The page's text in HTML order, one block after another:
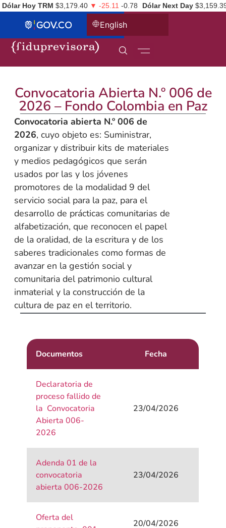
Dólar Hoy TRM $3,179.40 ▼ -25.11 -0.78 Dólar Next Day
English
Convocatoria Abierta N.º 006 de
2026 – Fondo Colombia en Paz
Convocatoria abierta N.º 006 de
2026, cuyo objeto es: Suministrar,
organizar y distribuir kits de materiales
y medios pedagógicos que serán
usados por las y los jóvenes
promotores de la modalidad 9 del
servicio social para la paz, para el
desarrollo de prácticas comunitarias de
alfabetización, que reconocen el papel
de la oralidad, de la escritura y de los
saberes tradicionales como formas de
avanzar en la gestión social y
comunitaria del patrimonio cultural
inmaterial y la construcción de la
cultura de paz en el territorio.
Documentos Fecha
Declaratoria de
proceso fallido de
la Convocatoria
Abierta 006-
2026
23/04/2026
Adenda 01 de la
convocatoria
abierta 006-2026
23/04/2026
Oferta del
20/04/2026